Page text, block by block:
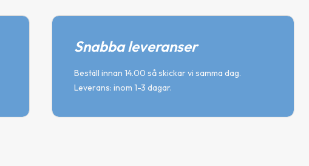
Snabba leveranser
Beställ innan 14.00 så skickar vi samma dag.
Leverans: inom 1-3 dagar.